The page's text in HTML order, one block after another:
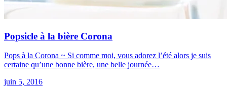
Popsicle à la bière Corona
Pops à la Corona ~ Si comme moi, vous adorez l’été alors je suis
certaine qu’une bonne bière, une belle journée…
juin 5, 2016